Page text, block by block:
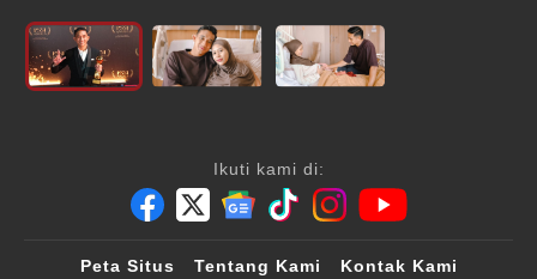
Ikuti kami di:
Peta Situs Tentang Kami Kontak Kami